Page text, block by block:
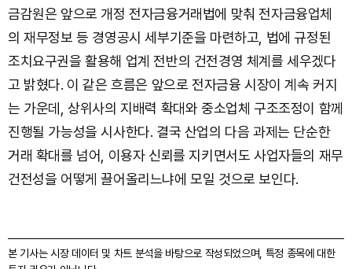
금감원은 앞으로 개정 전자금융거래법에 맞춰 전자금융업체
의 재무정보 등 경영공시 세부기준을 마련하고, 법에 규정된
조치요구권을 활용해 업계 전반의 건전경영 체계를 세우겠다
고 밝혔다. 이 같은 흐름은 앞으로 전자금융 시장이 계속 커지
는 가운데, 상위사의 지배력 확대와 중소업체 구조조정이 함께
진행될 가능성을 시사한다. 결국 산업의 다음 과제는 단순한
거래 확대를 넘어, 이용자 신뢰를 지키면서도 사업자들의 재무
건전성을 어떻게 끌어올리느냐에 모일 것으로 보인다.
본 기사는 시장 데이터 및 차트 분석을 바탕으로 작성되었으며, 특정 종목에 대한